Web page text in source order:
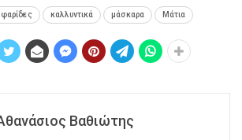
καλλυντικά μάσκαρα Μάτια
Βαθιώτης